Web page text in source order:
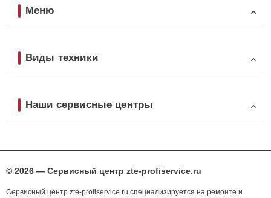
Меню
Виды техники
Наши сервисные центры
© 2026 — Сервисный центр zte-profiservice.ru
Сервисный центр zte-profiservice.ru специализируется на ремонте и